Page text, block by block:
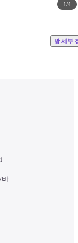
1/4
방 세부
바